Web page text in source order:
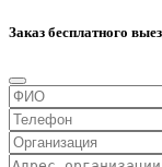
Заказ бесплатного